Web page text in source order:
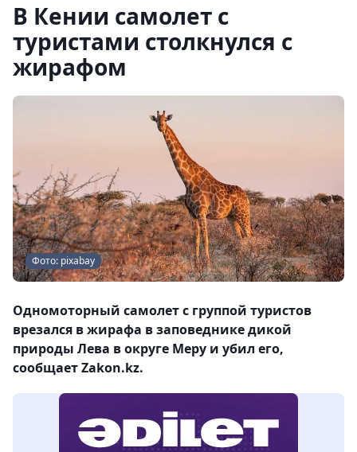
В Кении самолет с
туристами столкнулся с
жирафом
Фото: pixabay
Одномоторный самолет с группой туристов
врезался в жирафа в заповеднике дикой
природы Лева в округе Меру и убил его,
сообщает Zakon.kz.